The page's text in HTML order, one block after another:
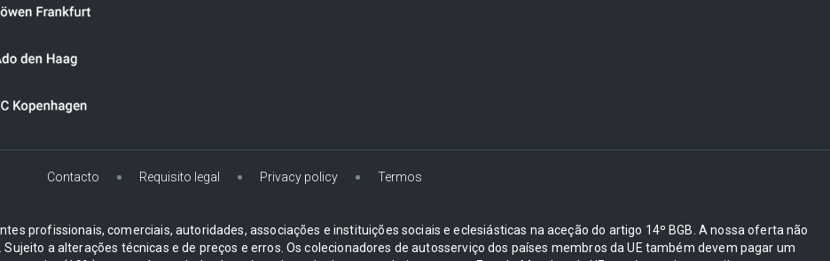
Contacto Requisito legal Privacy policy Termos
profissionais, comerciais, autoridades, associações e instituições sociais e eclesiásticas na aceção do artigo 14º BGB. A nossa oferta não
a alterações técnicas e de preços e erros. Os colecionadores de autosserviço dos países membros da UE também devem pagar um